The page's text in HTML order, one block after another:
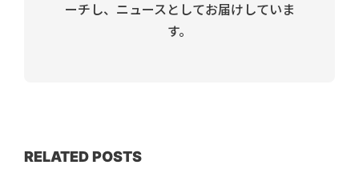
ーチし、ニュースとしてお届けしていま
す。
RELATED POSTS